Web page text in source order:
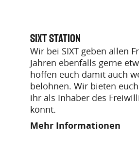
SIXT Station
Wir bei SIXT geben allen
Jahren ebenfalls gerne
hoffen euch damit auch
belohnen. Wir bieten
ihr als Inhaber des
könnt.
Mehr Informationen